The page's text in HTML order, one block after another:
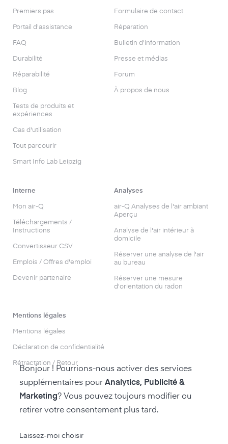
Premiers pas
Portail d'assistance
FAQ
Durabilité
Réparabilité
Blog
Tests de produits et
expériences
Cas d'utilisation
Tout parcourir
Smart Info Lab Leipzig
Formulaire de contact
Réparation
Bulletin d'information
Presse et médias
Forum
À propos de nous
Interne
Mon air-Q
Téléchargements /
Instructions
Convertisseur CSV
Emplois / Offres d'emploi
Devenir partenaire
Analyses
air-Q Analyses de l'air ambiant
Aperçu
Analyse de l'air intérieur à
domicile
Réserver une analyse de l'air
au bureau
Réserver une mesure
d'orientation du radon
Mentions légales
Mentions légales
Déclaration de confidentialité
Rétractation / Retour
Bonjour ! Pourrions-nous activer des services
supplémentaires pour Analytics, Publicité &
Marketing? Vous pouvez toujours modifier ou
retirer votre consentement plus tard.
Laissez-moi choisir